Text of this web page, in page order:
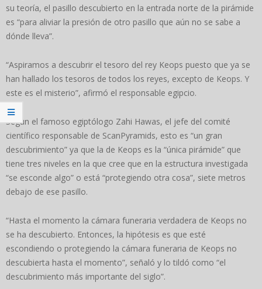
su teoría, el pasillo descubierto en la entrada norte de la pirámide
es “para aliviar la presión de otro pasillo que aún no se sabe a
dónde lleva”.
“Aspiramos a descubrir el tesoro del rey Keops puesto que ya se
han hallado los tesoros de todos los reyes, excepto de Keops. Y
este es el misterio”, afirmó el responsable egipcio.
Según el famoso egiptólogo Zahi Hawas, el jefe del comité
científico responsable de ScanPyramids, esto es “un gran
descubrimiento” ya que la de Keops es la “única pirámide” que
tiene tres niveles en la que cree que en la estructura investigada
“se esconde algo” o está “protegiendo otra cosa”, siete metros
debajo de ese pasillo.
“Hasta el momento la cámara funeraria verdadera de Keops no
se ha descubierto. Entonces, la hipótesis es que esté
escondiendo o protegiendo la cámara funeraria de Keops no
descubierta hasta el momento”, señaló y lo tildó como “el
descubrimiento más importante del siglo”.